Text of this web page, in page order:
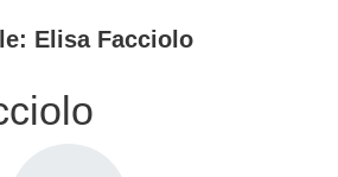
Elisa Facciolo